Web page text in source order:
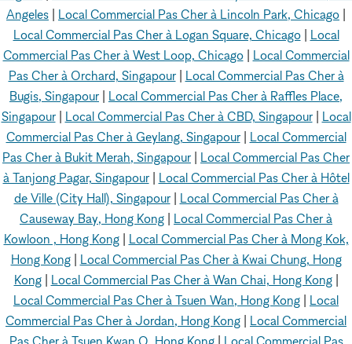
Angeles
Local Commercial Pas Cher à Lincoln Park, Chicago
Local Commercial Pas Cher à Logan Square, Chicago| Local
Commercial Pas Cher à West Loop, Chicago| Local Commercial
Pas Cher à Orchard, Singapour| Local Commercial Pas Cher à
Bugis, Singapour
Local Commercial Pas Cher à Raffles Place,
Singapour| Local Commercial Pas Cher à CBD, Singapour| Local
Commercial Pas Cher à Geylang, Singapour| Local Commercial
Pas Cher à Bukit Merah, Singapour
Local Commercial Pas Cher
à Tanjong Pagar, Singapour| Local Commercial Pas Cher à Hôtel
de Ville (City Hall), Singapour| Local Commercial Pas Cher à
Causeway Bay, Hong Kong
Local Commercial Pas Cher à
Kowloon , Hong Kong| Local Commercial Pas Cher à Mong Kok,
Hong Kong| Local Commercial Pas Cher à Kwai Chung, Hong
Kong| Local Commercial Pas Cher à Wan Chai, Hong Kong|
Local Commercial Pas Cher à Tsuen Wan, Hong Kong
Local
Commercial Pas Cher à Jordan, Hong Kong
Local Commercial
Pas Cher à Tsuen Kwan O, Hong Kong| Local Commercial Pas